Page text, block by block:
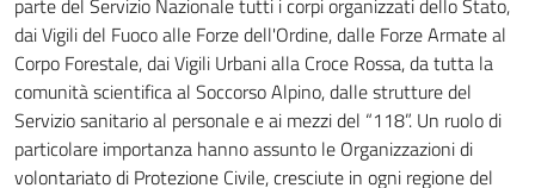
parte del Servizio Nazionale tutti i corpi organizzati dello Stato,
dai Vigili del Fuoco alle Forze dell'Ordine, dalle Forze Armate al
Corpo Forestale, dai Vigili Urbani alla Croce Rossa, da tutta la
comunità scientifica al Soccorso Alpino, dalle strutture del
Servizio sanitario al personale e ai mezzi del “118”. Un ruolo di
particolare importanza hanno assunto le Organizzazioni di
volontariato di Protezione Civile, cresciute in ogni regione del